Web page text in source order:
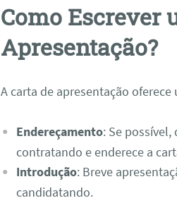
Como Escrever
Apresentação?
A carta de apresentação
Endereçamento: Se
contratando e enderece a
Introdução: Breve
candidatando.